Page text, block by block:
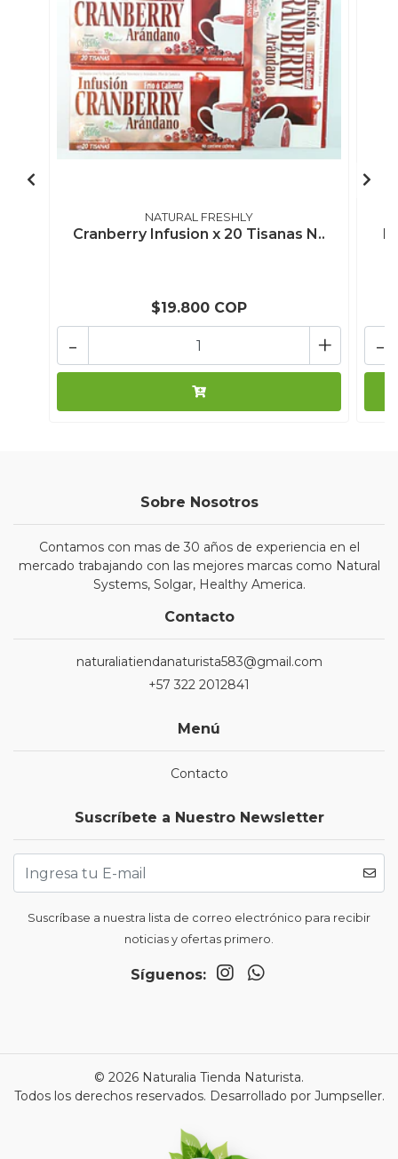
NATURAL FRESHLY
Cranberry Infusion x 20 Tisanas N..
$19.800 COP
+
- -
Sobre Nosotros
Contamos con mas de 30 años de experiencia en el
mercado trabajando con las mejores marcas como Natural
Systems, Solgar, Healthy America.
Contacto
naturaliatiendanaturista583@gmail.com
+57 322 2012841
Menú
Contacto
Suscríbete a Nuestro Newsletter
Suscríbase a nuestra lista de correo electrónico para recibir
noticias y ofertas primero.
Síguenos:
© 2026 Naturalia Tienda Naturista.
Todos los derechos reservados. Desarrollado por Jumpseller.